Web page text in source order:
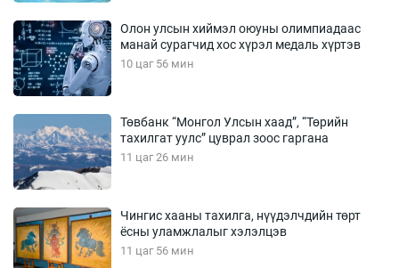
Олон улсын хиймэл оюуны олимпиадаас
манай сурагчид хос хүрэл медаль хүртэв
10 цаг 56 мин
Төвбанк “Монгол Улсын хаад”, “Төрийн
тахилгат уулс” цуврал зоос гаргана
11 цаг 26 мин
Чингис хааны тахилга, нүүдэлчдийн төрт
ёсны уламжлалыг хэлэлцэв
11 цаг 56 мин